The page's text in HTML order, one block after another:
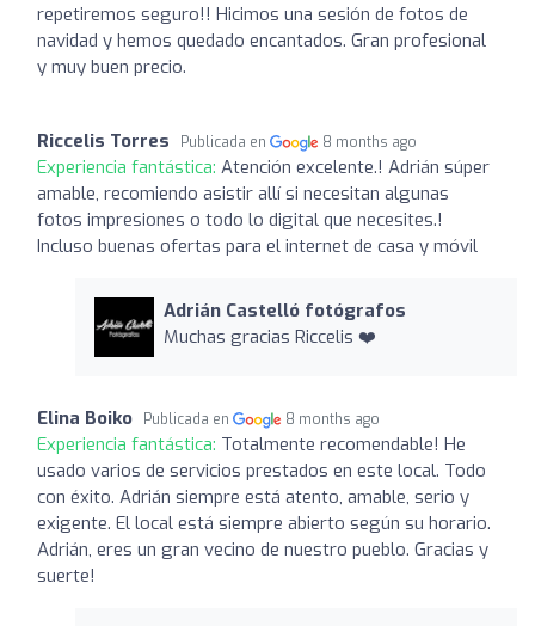
repetiremos seguro!! Hicimos una sesión de fotos de
navidad y hemos quedado encantados. Gran profesional
y muy buen precio.
Riccelis Torres Publicada en 8 months ago
Experiencia fantástica: Atención excelente.! Adrián súper
amable, recomiendo asistir allí si necesitan algunas
fotos impresiones o todo lo digital que necesites.!
Incluso buenas ofertas para el internet de casa y móvil
Adrián Castelló fotógrafos
Muchas gracias Riccelis ❤️
Elina Boiko Publicada en 8 months ago
Experiencia fantástica: Totalmente recomendable! He
usado varios de servicios prestados en este local. Todo
con éxito. Adrián siempre está atento, amable, serio y
exigente. El local está siempre abierto según su horario.
Adrián, eres un gran vecino de nuestro pueblo. Gracias y
suerte!